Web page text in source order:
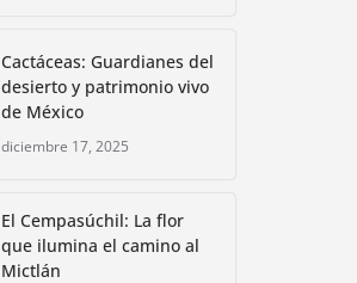
Cactáceas: Guardianes del
desierto y patrimonio vivo
de México
diciembre 17, 2025
El Cempasúchil: La flor
que ilumina el camino al
Mictlán